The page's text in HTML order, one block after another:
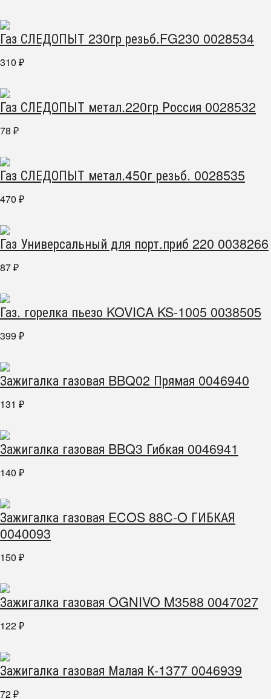
Газ СЛЕДОПЫТ 230гр резьб.FG230 0028534
310 ₽
Газ СЛЕДОПЫТ метал.220гр Россия 0028532
78 ₽
Газ СЛЕДОПЫТ метал.450г резьб. 0028535
470 ₽
Газ Универсальный для порт.приб 220 0038266
87 ₽
Газ. горелка пьезо KOVICA KS-1005 0038505
399 ₽
Зажигалка газовая BBQ02 Прямая 0046940
131 ₽
Зажигалка газовая BBQ3 Гибкая 0046941
140 ₽
Зажигалка газовая ECOS 88C-O ГИБКАЯ
0040093
150 ₽
Зажигалка газовая OGNIVO M3588 0047027
122 ₽
Зажигалка газовая Малая К-1377 0046939
72 ₽